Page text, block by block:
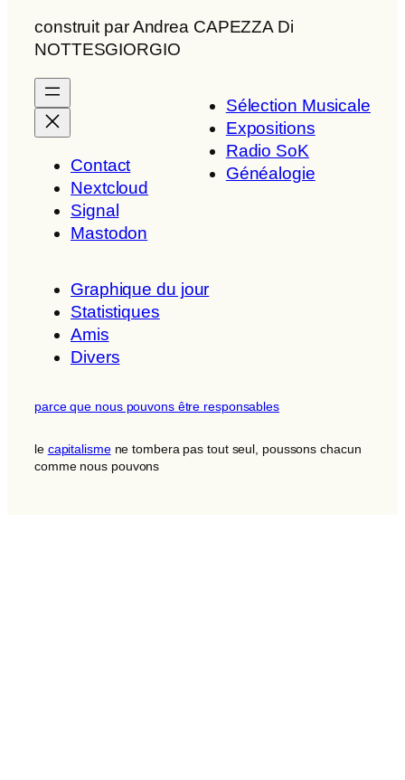
construit par Andrea CAPEZZA Di
NOTTESGIORGIO
Contact
Nextcloud
Signal
Mastodon
Sélection Musicale
Expositions
Radio SoK
Généalogie
Graphique du jour
Statistiques
Amis
Divers
parce que nous pouvons être responsables
le capitalismene tombera pas tout seul, poussons chacun
comme nous pouvons